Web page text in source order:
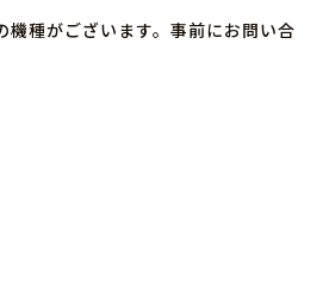
種がございます。事前にお問い合